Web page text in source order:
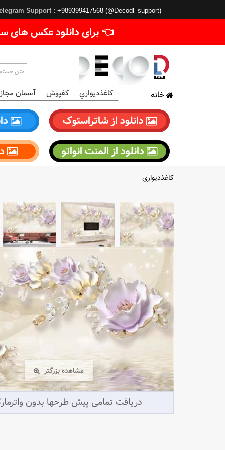
Support : +989399417568 (@Decodl_support)
👈 برای دانلود عکس های
خانه کاغذديواري کفپوش آسمان
دانلود از شاتراستوک
دانلود از المنت انواتو
کاغذدیواری
مشاهده بزرگتر